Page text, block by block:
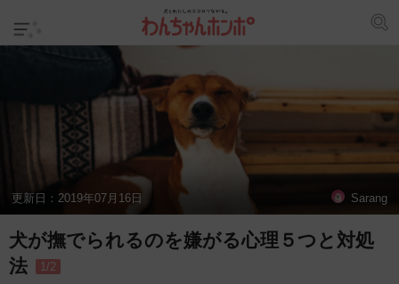
更新日： 2019年07月16日 Sarang
犬が撫でられるのを嫌がる心理５つと対処
法
1/2